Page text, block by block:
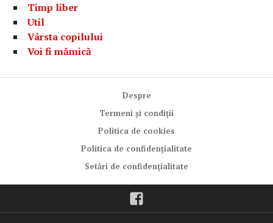
Timp liber
Util
Vârsta copilului
Voi fi mămică
Despre
Termeni și condiții
Politica de cookies
Politica de confidențialitate
Setări de confidențialitate